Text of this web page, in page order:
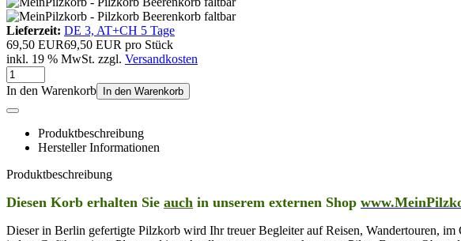
Lieferzeit: DE 3, AT+CH 5 Tage
69,50 EUR69,50 EUR pro Stück
inkl. 19 % MwSt. zzgl. Versandkosten
In den Warenkorb In den Warenkorb
Produktbeschreibung
Hersteller Informationen
Produktbeschreibung
Diesen Korb erhalten Sie auch in unserem externen Shop
Dieser in Berlin gefertigte Pilzkorb wird Ihr treuer Begleiter auf Reisen, Wandertouren,